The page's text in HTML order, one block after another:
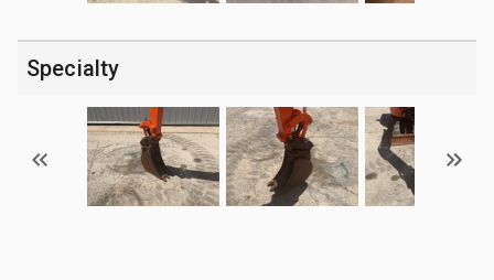
Specialty